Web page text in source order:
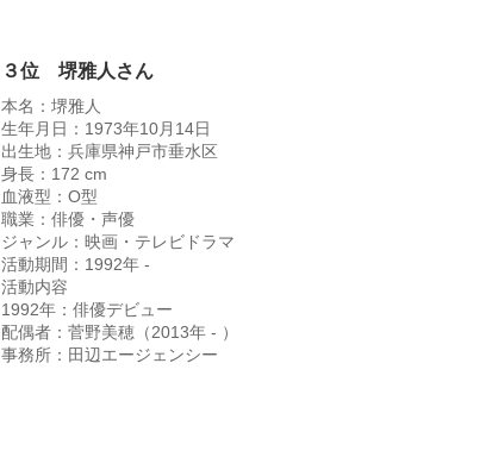
３位 堺雅人さん
本名：堺雅人
生年月日：1973年10月14日
出生地：兵庫県神戸市垂水区
身長：172 cm
血液型：O型
職業：俳優・声優
ジャンル：映画・テレビドラマ
活動期間：1992年 -
活動内容
1992年：俳優デビュー
配偶者：菅野美穂（2013年 - ）
事務所：田辺エージェンシー